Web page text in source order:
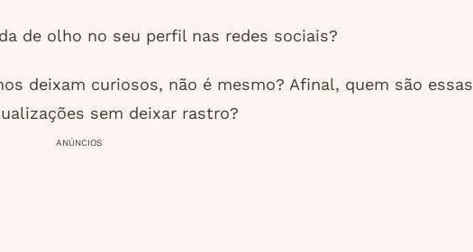
de olho no seu perfil nas redes sociais?
deixam curiosos, não é mesmo? Afinal, quem são essas
sem deixar rastro?
ANÚNCIOS